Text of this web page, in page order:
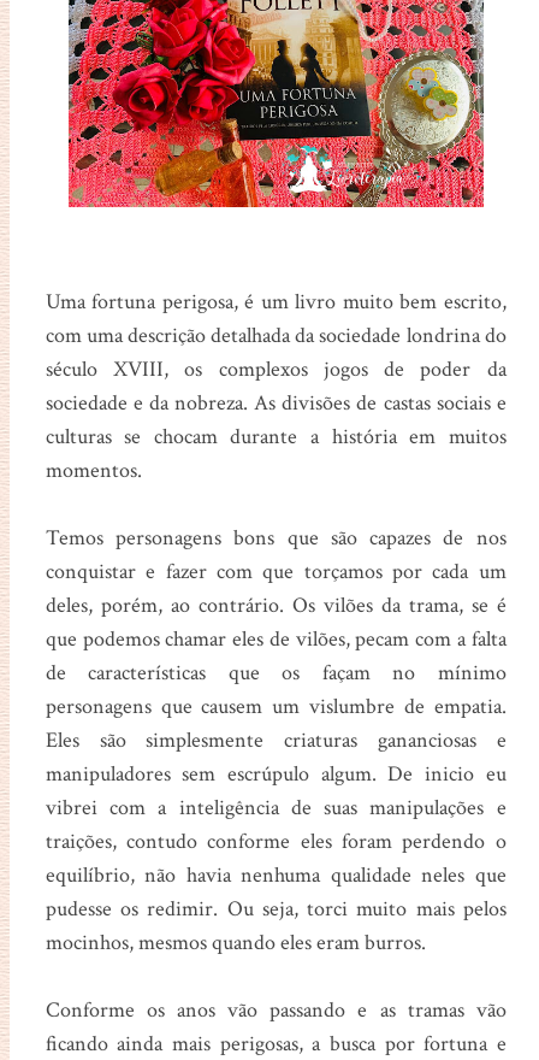
Uma fortuna perigosa, é um livro muito bem escrito,
com uma descrição detalhada da sociedade londrina do
século XVIII, os complexos jogos de poder da
sociedade e da nobreza. As divisões de castas sociais e
culturas se chocam durante a história em muitos
momentos.
Temos personagens bons que são capazes de nos
conquistar e fazer com que torçamos por cada um
deles, porém, ao contrário. Os vilões da trama, se é
que podemos chamar eles de vilões, pecam com a falta
de características que os façam no mínimo
personagens que causem um vislumbre de empatia.
Eles são simplesmente criaturas gananciosas e
manipuladores sem escrúpulo algum. De inicio eu
vibrei com a inteligência de suas manipulações e
traições, contudo conforme eles foram perdendo o
equilíbrio, não havia nenhuma qualidade neles que
pudesse os redimir. Ou seja, torci muito mais pelos
mocinhos, mesmos quando eles eram burros.
Conforme os anos vão passando e as tramas vão
ficando ainda mais perigosas, a busca por fortuna e